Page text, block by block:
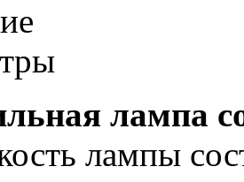
лампа
лампы